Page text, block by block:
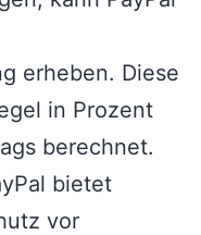
erheben. Diese
in Prozent
berechnet.
bietet
vor